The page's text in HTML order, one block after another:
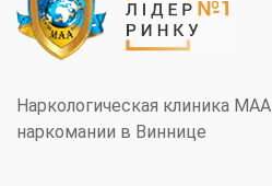
Наркологическая клиника МАА
наркомании в Виннице